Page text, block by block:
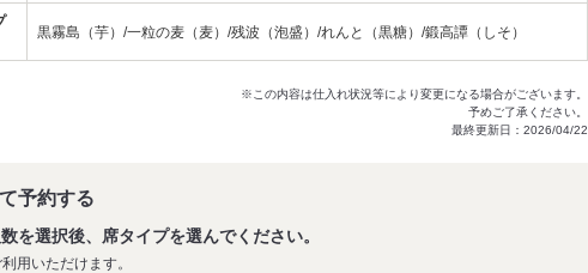
黒霧島（芋）/一粒の麦（麦）/残波（泡盛）/れんと（黒糖）/鍛高譚（しそ）
※この内容は仕入れ状況等により変更になる場合がございます。
予めご了承ください。
最終更新日：2026/04/22
予約する
を選択後、席タイプを選んでください。
用いただけます。